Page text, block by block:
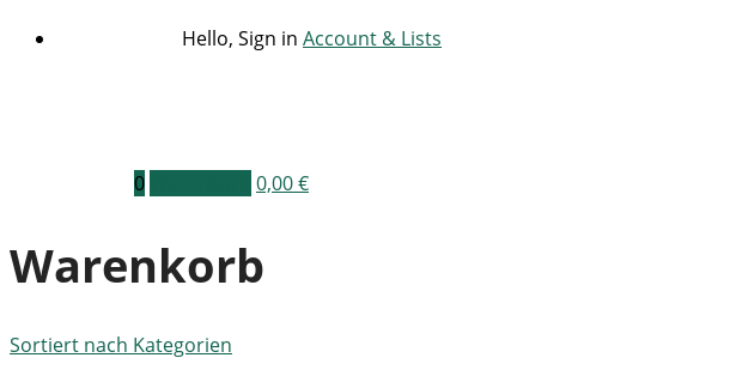
Hello, Sign in Account & Lists
0 0,00€
Warenkorb
Sortiert nach Kategorien